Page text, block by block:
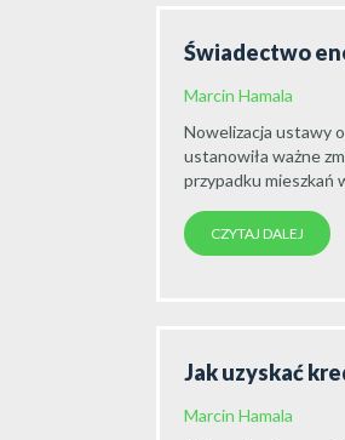
Świadectwo
Marcin Hamala
Nowelizacja ustawy
ustanowiła ważne
przypadku mieszkań
CZYTAJ DALEJ
Jak uzyskać
Marcin Hamala